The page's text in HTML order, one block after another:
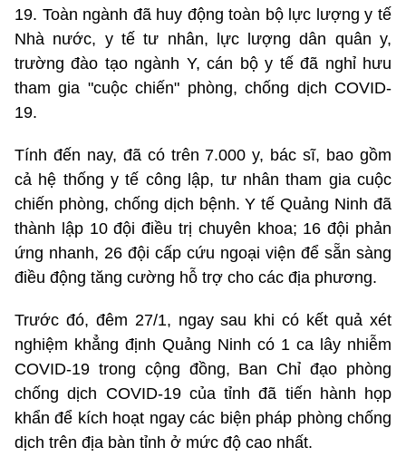
19. Toàn ngành đã huy động toàn bộ lực lượng y tế
Nhà nước, y tế tư nhân, lực lượng dân quân y,
trường đào tạo ngành Y, cán bộ y tế đã nghỉ hưu
tham gia "cuộc chiến" phòng, chống dịch COVID-
19.
Tính đến nay, đã có trên 7.000 y, bác sĩ, bao gồm
cả hệ thống y tế công lập, tư nhân tham gia cuộc
chiến phòng, chống dịch bệnh. Y tế Quảng Ninh đã
thành lập 10 đội điều trị chuyên khoa; 16 đội phản
ứng nhanh, 26 đội cấp cứu ngoại viện để sẵn sàng
điều động tăng cường hỗ trợ cho các địa phương.
Trước đó, đêm 27/1, ngay sau khi có kết quả xét
nghiệm khẳng định Quảng Ninh có 1 ca lây nhiễm
COVID-19 trong cộng đồng, Ban Chỉ đạo phòng
chống dịch COVID-19 của tỉnh đã tiến hành họp
khẩn để kích hoạt ngay các biện pháp phòng chống
dịch trên địa bàn tỉnh ở mức độ cao nhất.